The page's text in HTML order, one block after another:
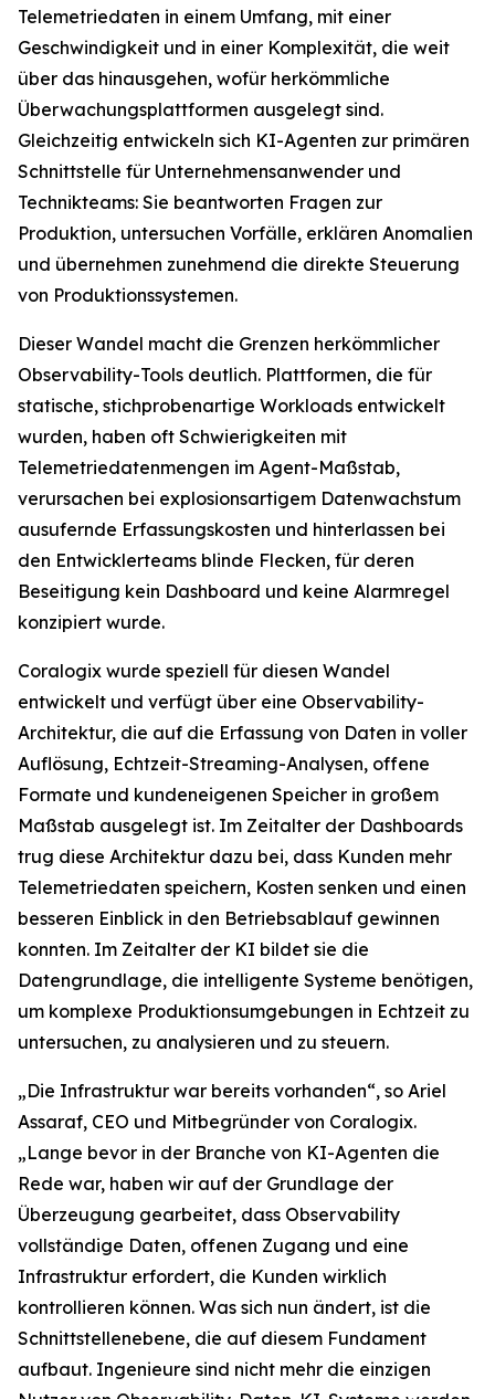
Telemetriedaten in einem Umfang, mit einer
Geschwindigkeit und in einer Komplexität, die weit
über das hinausgehen, wofür herkömmliche
Überwachungsplattformen ausgelegt sind.
Gleichzeitig entwickeln sich KI-Agenten zur primären
Schnittstelle für Unternehmensanwender und
Technikteams: Sie beantworten Fragen zur
Produktion, untersuchen Vorfälle, erklären Anomalien
und übernehmen zunehmend die direkte Steuerung
von Produktionssystemen.
Dieser Wandel macht die Grenzen herkömmlicher
Observability-Tools deutlich. Plattformen, die für
statische, stichprobenartige Workloads entwickelt
wurden, haben oft Schwierigkeiten mit
Telemetriedatenmengen im Agent-Maßstab,
verursachen bei explosionsartigem Datenwachstum
ausufernde Erfassungskosten und hinterlassen bei
den Entwicklerteams blinde Flecken, für deren
Beseitigung kein Dashboard und keine Alarmregel
konzipiert wurde.
Coralogix wurde speziell für diesen Wandel
entwickelt und verfügt über eine Observability-
Architektur, die auf die Erfassung von Daten in voller
Auflösung, Echtzeit-Streaming-Analysen, offene
Formate und kundeneigenen Speicher in großem
Maßstab ausgelegt ist. Im Zeitalter der Dashboards
trug diese Architektur dazu bei, dass Kunden mehr
Telemetriedaten speichern, Kosten senken und einen
besseren Einblick in den Betriebsablauf gewinnen
konnten. Im Zeitalter der KI bildet sie die
Datengrundlage, die intelligente Systeme benötigen,
um komplexe Produktionsumgebungen in Echtzeit zu
untersuchen, zu analysieren und zu steuern.
„Die Infrastruktur war bereits vorhanden“, so Ariel
Assaraf, CEO und Mitbegründer von Coralogix.
„Lange bevor in der Branche von KI-Agenten die
Rede war, haben wir auf der Grundlage der
Überzeugung gearbeitet, dass Observability
vollständige Daten, offenen Zugang und eine
Infrastruktur erfordert, die Kunden wirklich
kontrollieren können. Was sich nun ändert, ist die
Schnittstellenebene, die auf diesem Fundament
aufbaut. Ingenieure sind nicht mehr die einzigen